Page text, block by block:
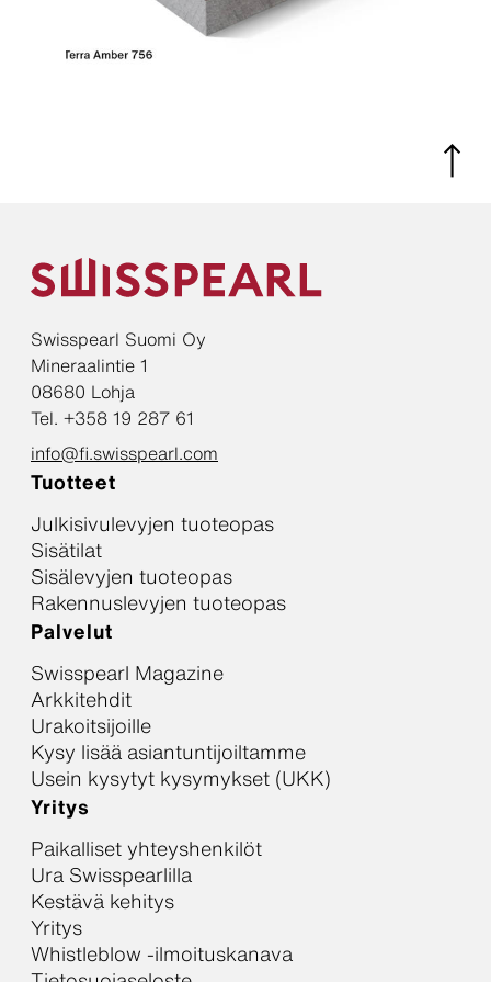
Swisspearl Suomi Oy
Mineraalintie 1
08680 Lohja
Tel. +358 19 287 61
info@fi.swisspearl.com
Tuotteet
Julkisivulevyjen tuoteopas
Sisätilat
Sisälevyjen tuoteopas
Rakennuslevyjen tuoteopas
Palvelut
Swisspearl Magazine
Arkkitehdit
Urakoitsijoille
Kysy lisää asiantuntijoiltamme
Usein kysytyt kysymykset (UKK)
Yritys
Paikalliset yhteyshenkilöt
Ura Swisspearlilla
Kestävä kehitys
Yritys
Whistleblow -ilmoituskanava